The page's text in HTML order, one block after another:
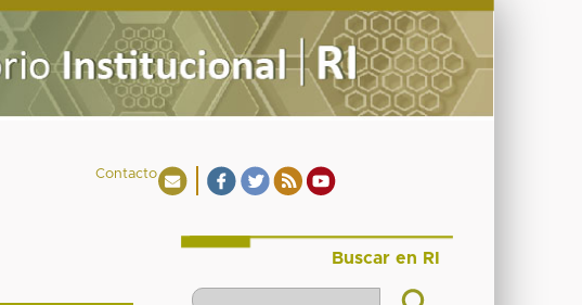
Contacto
Buscar en RI